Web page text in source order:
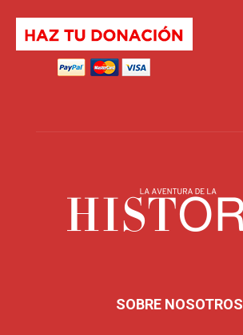
SOBRE NOSOTROS